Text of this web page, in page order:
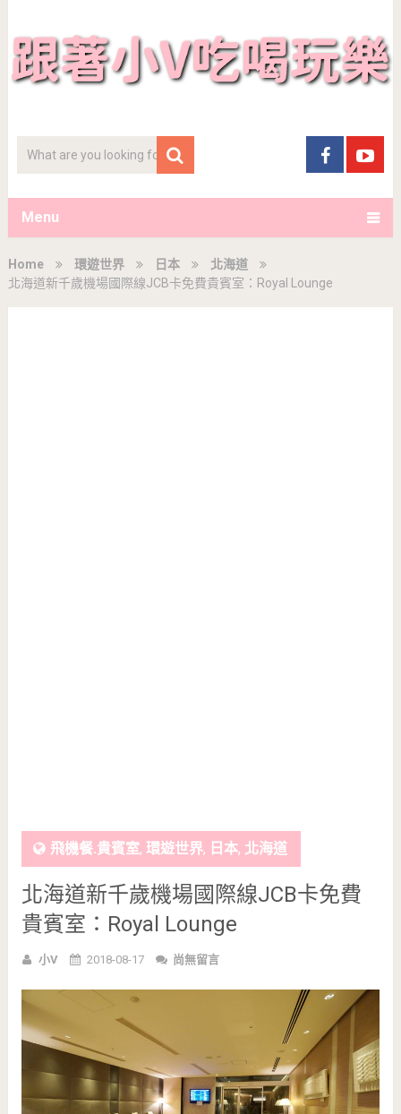
Menu
Home 環遊世界 日本
北海道
北海道新千歲機場國際線JCB卡免費貴賓室：Royal Lounge
飛機餐.貴賓室, 環遊世界, 日本, 北海道
北海道新千歲機場國際線JCB卡免費
貴賓室：Royal Lounge
小V 2018-08-17 尚無留言